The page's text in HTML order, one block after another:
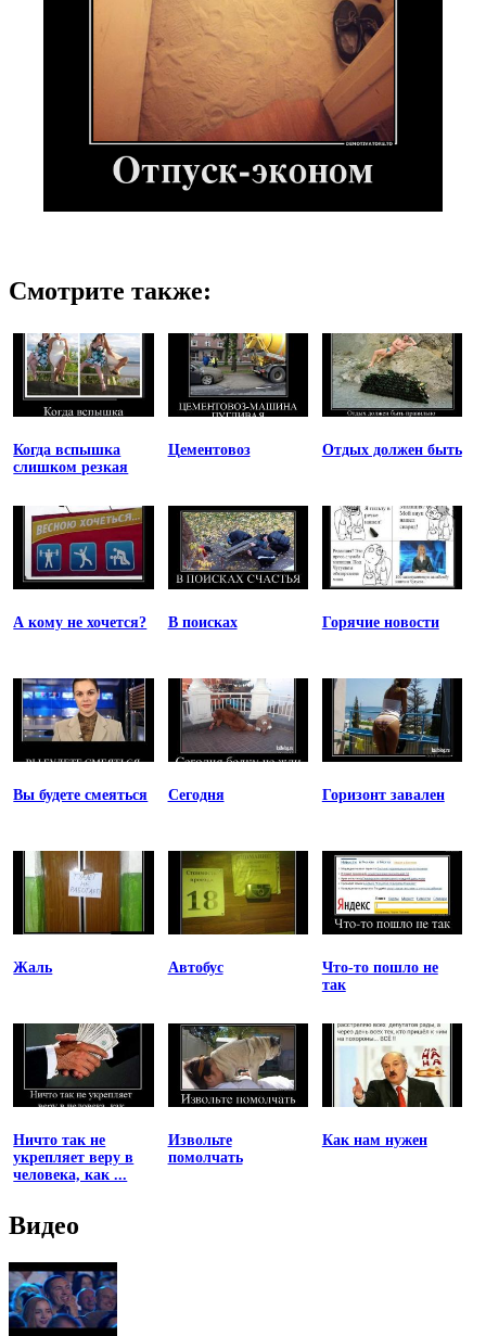
Смотрите также:
Когда вспышка
слишком резкая
Цементовоз Отдых должен быть
А кому не хочется? В поисках Горячие новости
Вы будете смеяться Сегодня Горизонт завален
Жаль Автобус
Что-то пошло не
так
Ничто так не
укрепляет веру в
человека, как ...
Извольте
помолчать
Как нам нужен
Видео